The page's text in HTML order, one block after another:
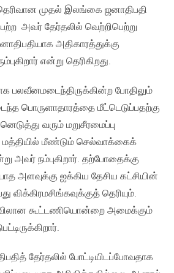
முதல் இலங்கை ஜனாதிபதி
அவர் தேர்தலில் வெற்றிபெற்று
அதிகாரத்துக்கு
என்று தெரிகிறது.
பலவீனமடைந்திருக்கின்ற போதிலும்
பொருளாதாரத்தை மீட்டெடுப்பதற்கு
வரும் மறுசீரமைப்பு
மீண்டும் செல்வாக்கைக்
அவர் நம்புகிறார். தற்போதைக்கு
அளவுக்கு ஐக்கிய தேசிய கட்சியின்
விக்கிரமசிங்கவுக்குத் தெரியும்.
கூட்டணியொன்றை அமைக்கும்
தேர்தலில் போட்டியிடப்போவதாக